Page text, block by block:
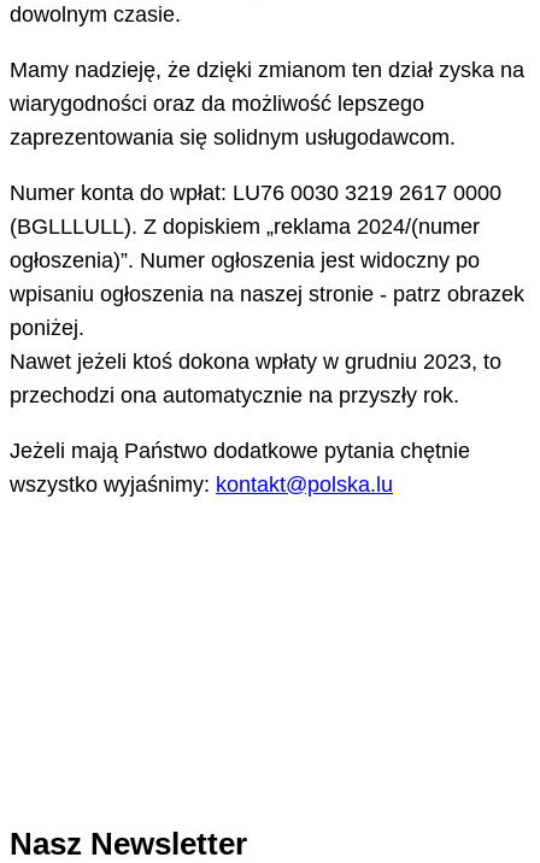
dowolnym czasie.
Mamy nadzieję, że dzięki zmianom ten dział zyska na
wiarygodności oraz da możliwość lepszego
zaprezentowania się solidnym usługodawcom.
Numer konta do wpłat: LU76 0030 3219 2617 0000
(BGLLLULL). Z dopiskiem „reklama 2024/(numer
ogłoszenia)”. Numer ogłoszenia jest widoczny po
wpisaniu ogłoszenia na naszej stronie - patrz obrazek
poniżej.
Nawet jeżeli ktoś dokona wpłaty w grudniu 2023, to
przechodzi ona automatycznie na przyszły rok.
Jeżeli mają Państwo dodatkowe pytania chętnie
wszystko wyjaśnimy: kontakt@polska.lu
Nasz Newsletter